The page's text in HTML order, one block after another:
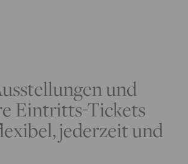
und
Eintritts-Tickets
jederzeit und